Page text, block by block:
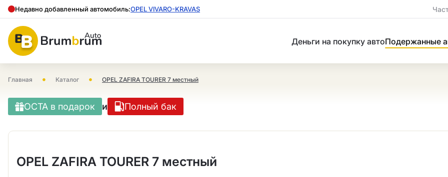
Недавно добавленный автомобиль:OPEL VIVARO-KRAVAS
Деньги на покупку автоПодержанные
Главная • Каталог • OPEL ZAFIRA TOURER 7 местный
OCTA в подарок и Полный бак
OPEL ZAFIRA TOURER 7 местный